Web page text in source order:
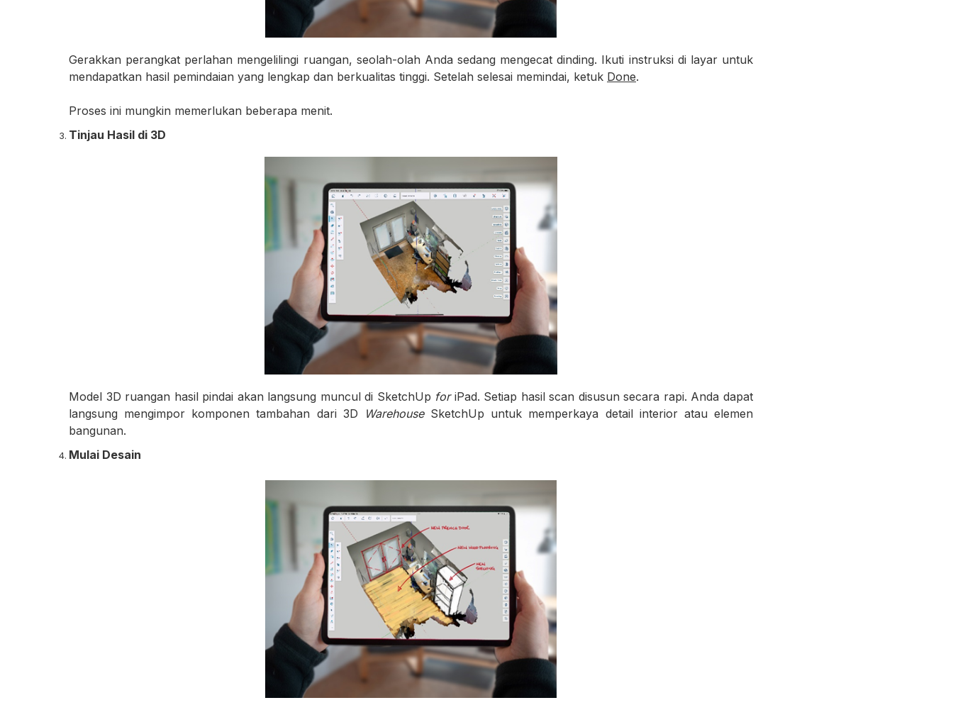
Gerakkan perangkat perlahan mengelilingi ruangan, seolah-olah Anda sedang mengecat dinding. Ikuti instruksi di layar untuk
mendapatkan hasil pemindaian yang lengkap dan berkualitas tinggi. Setelah selesai memindai, ketuk Done.
Proses ini mungkin memerlukan beberapa menit.
Tinjau Hasil di 3D
Model 3D ruangan hasil pindai akan langsung muncul di SketchUp for iPad. Setiap hasil scan disusun secara rapi. Anda dapat
langsung mengimpor komponen tambahan dari 3D
Warehouse SketchUp untuk memperkaya detail interior atau elemen
bangunan.
Mulai Desain